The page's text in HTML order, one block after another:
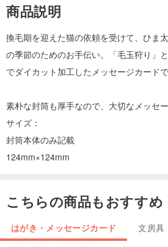
商品説明
換毛期を迎えた猫の依頼を受けて、ひま
の季節のためのお手伝い。「毛玉狩り」
でダイカット加工したメッセージカードで
素朴な封筒も厚手なので、大切なメッセ
サイズ：
封筒本体のみ記載
124mm×124mm
こちらの商品もおすすめ
はがき・メッセージカード 文房具